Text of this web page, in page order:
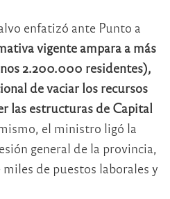
enfatizó ante Punto a
vigente ampara a más
2.200.000 residentes),
de vaciar los recursos
las estructuras de Capital
el ministro ligó la
general de la provincia,
de puestos laborales y